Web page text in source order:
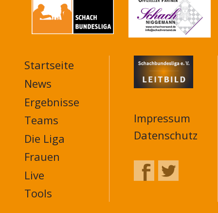
MAIN
NAVIGATION
FOOTER
Startseite
News
Ergebnisse
Teams
Die Liga
Frauen
Live
Tools
Impressum
Datenschutz